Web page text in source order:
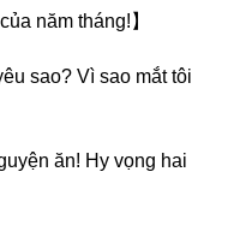
năm tháng!】
sao? Vì sao mắt tôi
ăn! Hy vọng hai